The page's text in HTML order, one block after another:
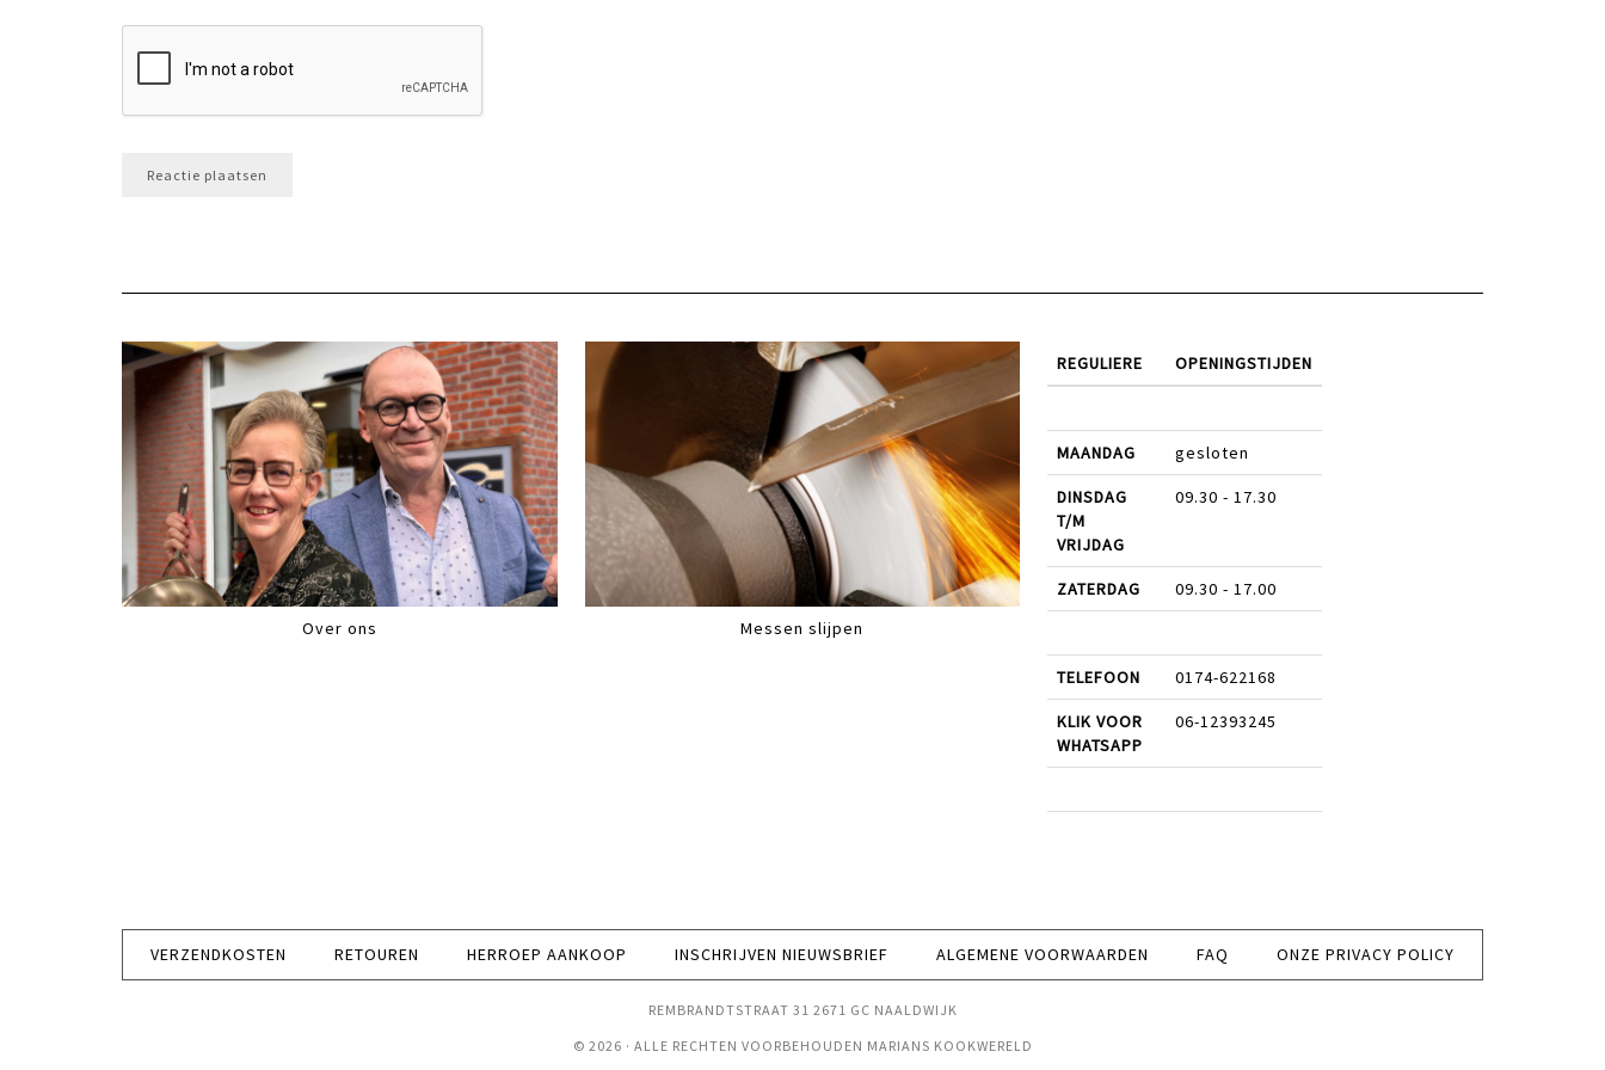
Over ons Messen slijpen
REGULIERE OPENINGSTIJDEN
MAANDAG gesloten
DINSDAG
T/M
VRIJDAG
09.30 - 17.30
ZATERDAG 09.30 - 17.00
TELEFOON 0174-622168
KLIK VOOR
WHATSAPP
06-12393245
VERZENDKOSTEN RETOUREN HERROEP AANKOOP INSCHRIJVEN NIEUWSBRIEF ALGEMENE VOORWAARDEN FAQ ONZE PRIVACY POLICY
REMBRANDTSTRAAT 31 2671 GC NAALDWIJK
© 2026 · ALLE RECHTEN VOORBEHOUDEN MARIANS KOOKWERELD